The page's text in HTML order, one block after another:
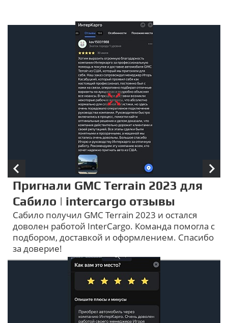
Пригнали GMC Terrain 2023 для
Сабило | intercargo отзывы
Сабило получил GMC Terrain 2023 и остался
доволен работой InterCargo. Команда помогла с
подбором, доставкой и оформлением. Спасибо
за доверие!